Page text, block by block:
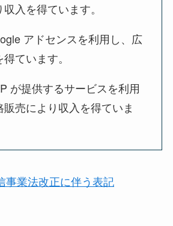
入を得ています。
アドセンスを利用し、広
ています。
が提供するサービスを利用
販売により収入を得ていま
事業法改正に伴う表記